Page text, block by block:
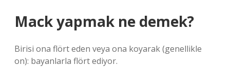
Mack yapmak ne demek?
Birisi ona flört eden veya ona koyarak (genellikle
on): bayanlarla flört ediyor.